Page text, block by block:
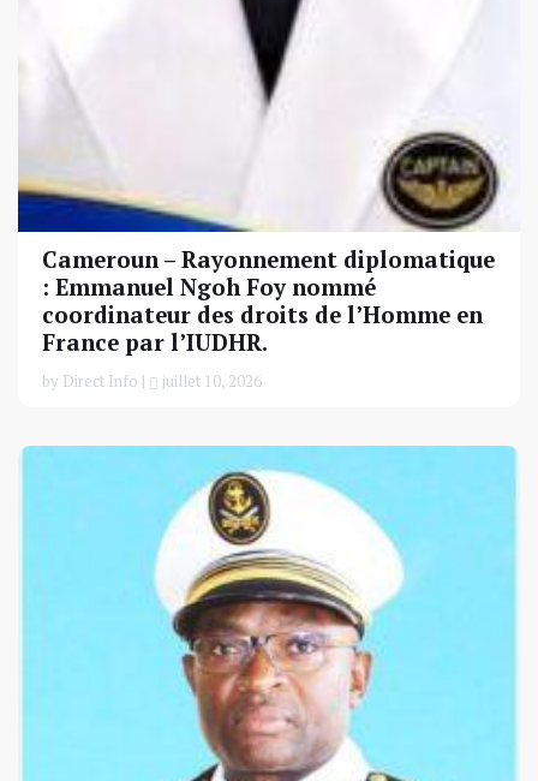
Cameroun – Rayonnement diplomatique
: Emmanuel Ngoh Foy nommé
coordinateur des droits de l’Homme en
France par l’IUDHR.
by Direct Info | juillet 10, 2026